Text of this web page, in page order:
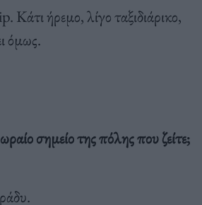
Κάτι ήρεμο, λίγο ταξιδιάρικο,
όμως.
σημείο της πόλης που ζείτε;